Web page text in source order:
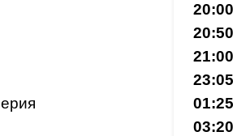
20:00
20:50
21:00
23:05
01:25
03:20